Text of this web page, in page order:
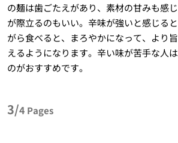
の麺は歯ごたえがあり、素材の甘みも感
が際立るのもいい。辛味が強いと感じる
がら食べると、まろやかになって、より
えるようになります。辛い味が苦手な人
のがおすすめです。
3/4 Pages